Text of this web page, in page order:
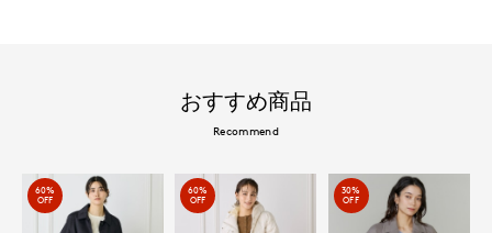
おすすめ商品
Recommend
60%
OFF
60%
OFF
30%
OFF